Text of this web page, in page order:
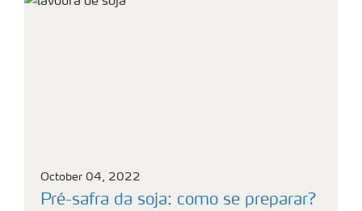
October 04, 2022
Pré-safra da soja: como se preparar?